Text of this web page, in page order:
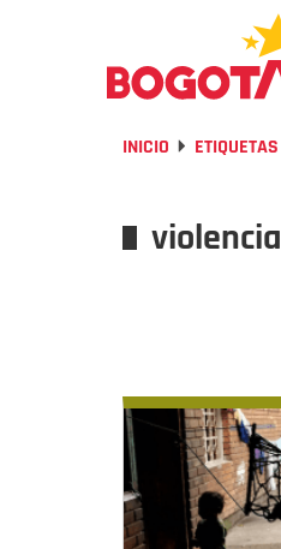
INICIO ETIQUETAS